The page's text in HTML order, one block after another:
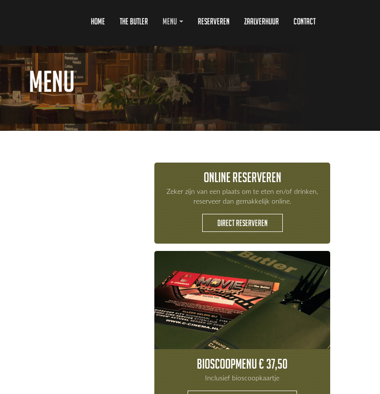
Home The Butler Menu Reserveren Zaalverhuur Contact
Menu
Online reserveren
Zeker zijn van een plaats om te eten en/of drinken,
reserveer dan gemakkelijk online.
Direct Reserveren
Bioscoopmenu € 37,50
Inclusief bioscoopkaartje